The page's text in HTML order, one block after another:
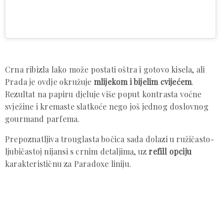
Crna ribizla lako može postati oštra i gotovo kisela, ali
Prada je ovdje okružuje mlijekom i bijelim cvijećem.
Rezultat na papiru djeluje više poput kontrasta voćne
svježine i kremaste slatkoće nego još jednog doslovnog
gourmand parfema.
Prepoznatljiva trouglasta bočica sada dolazi u ružičasto-
ljubičastoj nijansi s crnim detaljima, uzrefill opciju
karakterističnu za Paradoxe liniju.